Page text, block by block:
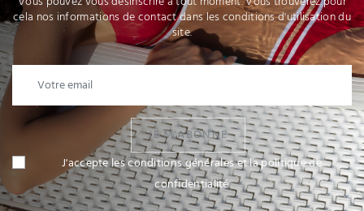
cela nos informations de contact dans les conditions d'utilisation du
site.
JE M'ABONNE
J'accepte les conditions générales et la politique de
confidentialité